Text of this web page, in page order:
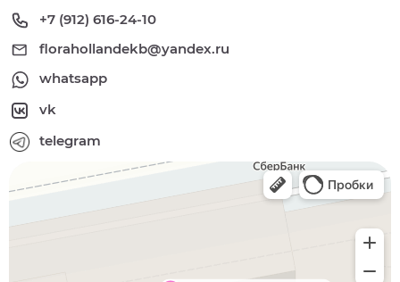
+7 (912) 616-24-10
florahollandekb@yandex.ru
whatsapp
vk
telegram